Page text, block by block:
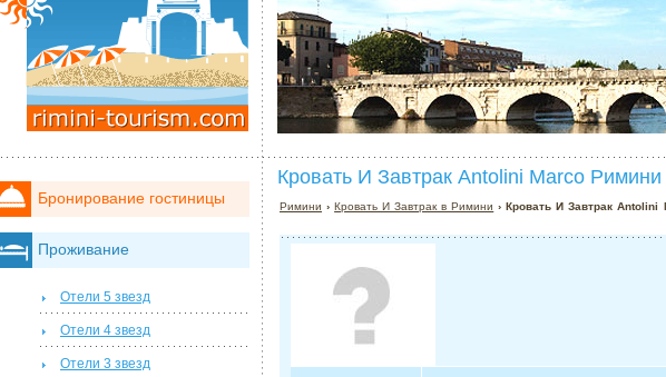
Кровать И Завтрак Antolini Marco Римини
Римини ›Кровать И Завтрак в Римини › Кровать И Завтрак Antolini
Бронирование гостиницы
Проживание
Отели 5 звезд
Отели 4 звезд
Отели 3 звезд